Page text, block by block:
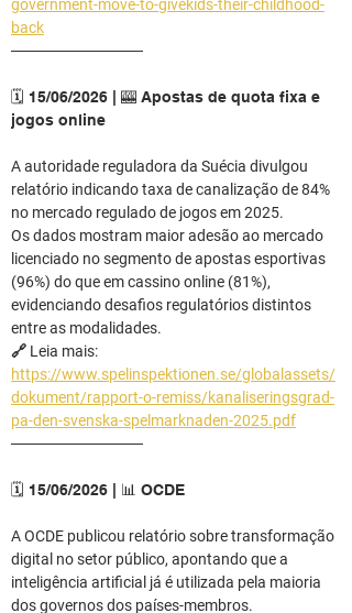
government-move-to-givekids-their-childhood-
back
────────────
🗓️ 15/06/2026 | 🎰 Apostas de quota fixa e
jogos online
A autoridade reguladora da Suécia divulgou
relatório indicando taxa de canalização de 84%
no mercado regulado de jogos em 2025.
Os dados mostram maior adesão ao mercado
licenciado no segmento de apostas esportivas
(96%) do que em cassino online (81%),
evidenciando desafios regulatórios distintos
entre as modalidades.
🔗 Leia mais:
https://www.spelinspektionen.se/globalassets/
dokument/rapport-o-remiss/kanaliseringsgrad-
pa-den-svenska-spelmarknaden-2025.pdf
────────────
🗓️ 15/06/2026 | 📊 OCDE
A OCDE publicou relatório sobre transformação
digital no setor público, apontando que a
inteligência artificial já é utilizada pela maioria
dos governos dos países-membros.